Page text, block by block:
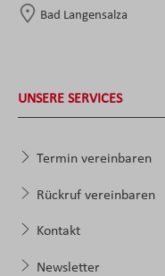
Bad Langensalza
UNSERE SERVICES
Termin vereinbaren
Rückruf vereinbaren
Kontakt
Newsletter